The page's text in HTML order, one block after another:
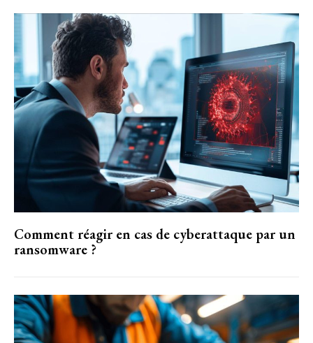
Comment réagir en cas de cyberattaque par un
ransomware ?